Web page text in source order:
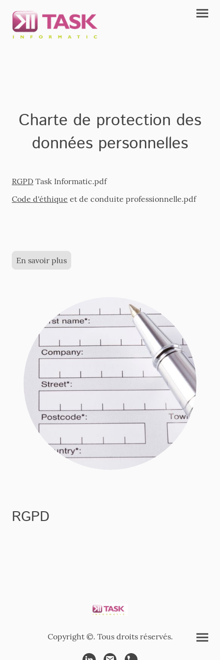
Charte de protection des
données personnelles
RGPD Task Informatic.pdf
Code d'éthique et de conduite professionnelle.pdf
En savoir plus
RGPD
Copyright ©. Tous droits réservés.